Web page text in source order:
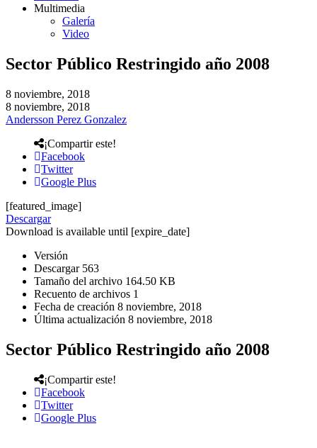
Multimedia
Galería
Video
Sector Público Restringido año 2008
8 noviembre, 2018
8 noviembre, 2018
Andersson Perez Gonzalez
¡Compartir este!
Facebook
Twitter
Google Plus
[featured_image]
Descargar
Download is available until [expire_date]
Versión
Descargar 563
Tamaño del archivo 164.50 KB
Recuento de archivos 1
Fecha de creación 8 noviembre, 2018
Última actualización 8 noviembre, 2018
Sector Público Restringido año 2008
¡Compartir este!
Facebook
Twitter
Google Plus